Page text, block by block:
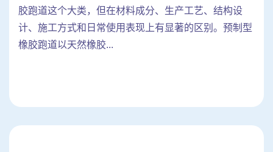
胶跑道这个大类，但在材料成分、生产工艺、结构设
计、施工方式和日常使用表现上有显著的区别。预制型
橡胶跑道以天然橡胶...